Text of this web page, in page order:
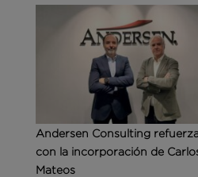
Andersen Consulting
con la incorporación de
Mateos